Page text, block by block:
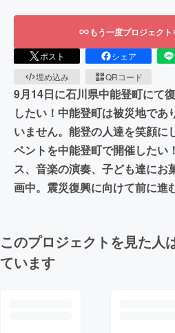
もう一度プロジェク
ポスト シェア
埋め込み
QRコード
9月14日に石川県中能登町にて
したい！中能登町は被災地であ
いません。能登の人達を笑顔に
ベントを中能登町で開催したい
ス、音楽の演奏、子ども達にお
画中。震災復興に向けて前に進
このプロジェクトを見た人
ています